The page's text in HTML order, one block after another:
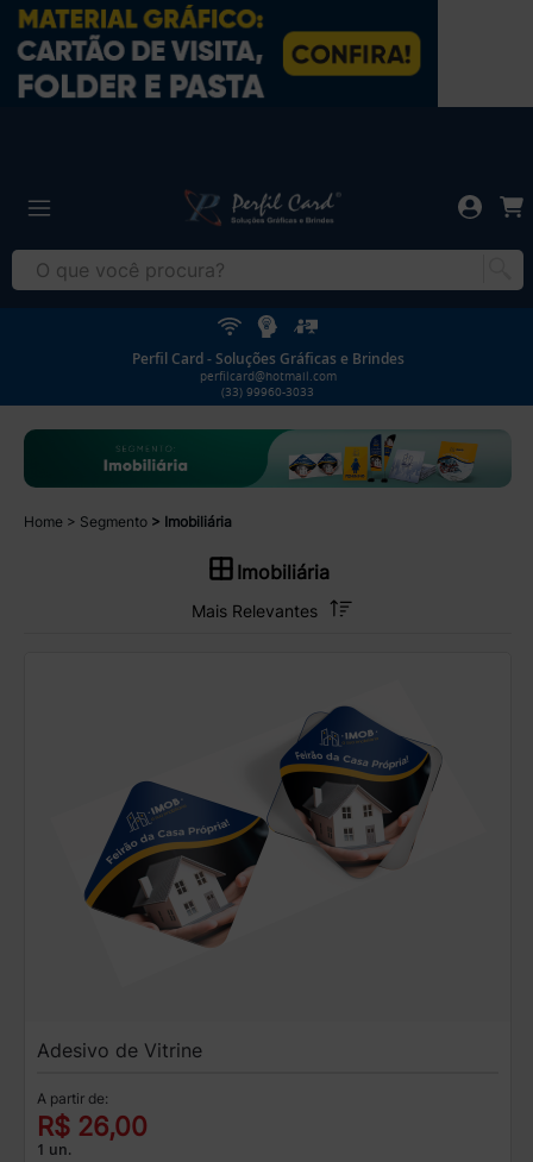
Perfil Card - Soluções Gráficas e Brindes
perfilcard@hotmail.com
(33) 99960-3033
Home Segmento Imobiliária
Imobiliária
Adesivo de Vitrine
A partir de:
R$ 26,00
1 un.